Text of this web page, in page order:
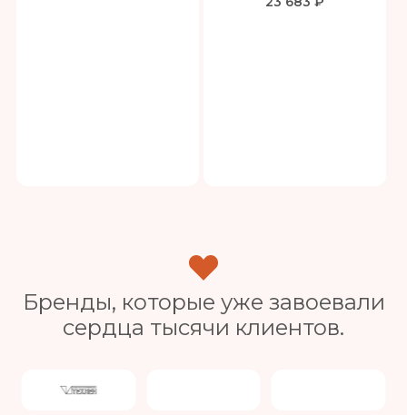
Бренды, которые уже завоевали
сердца тысячи клиентов.